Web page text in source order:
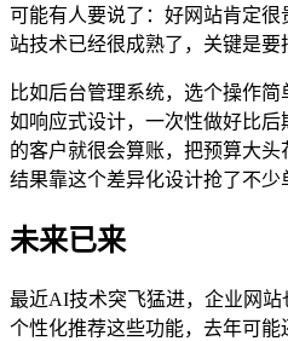
可能有人要说了：好网站肯定
站技术已经很成熟了，关键是要
比如后台管理系统，选个操作
如响应式设计，一次性做好比
的客户就很会算账，把预算大头
结果靠这个差异化设计抢了不少
未来已来
最近AI技术突飞猛进，企业网站
个性化推荐这些功能，去年可